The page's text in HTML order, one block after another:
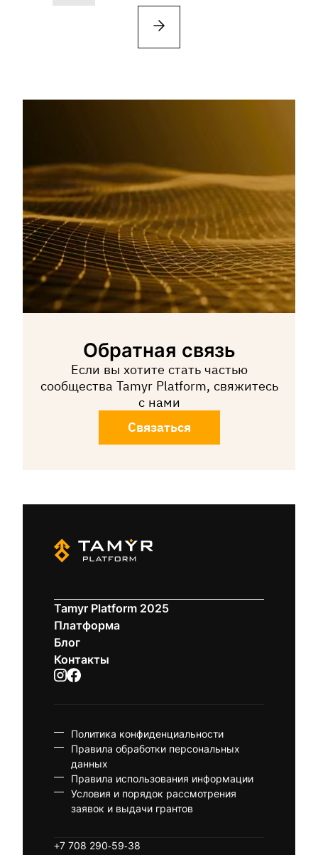
Обратная связь
Если вы хотите стать частью
сообщества Tamyr Platform, свяжитесь
с нами
Связаться
Tamyr Platform 2025
Платформа
Блог
Контакты
+7 708 290-59-38
Политика конфиденциальности
Правила обработки персональных
данных
Правила использования информации
Условия и порядок рассмотрения
заявок и выдачи грантов